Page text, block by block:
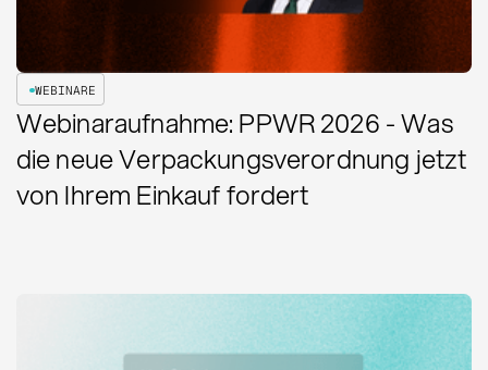
WEBINARE
Webinaraufnahme: PPWR 2026 - Was
die neue Verpackungsverordnung jetzt
von Ihrem Einkauf fordert